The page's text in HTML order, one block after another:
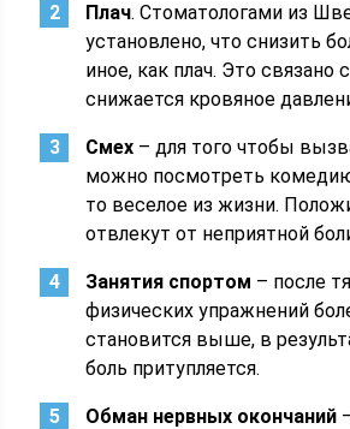
Плач. Стоматологами из
установлено, что снизить
иное, как плач. Это связано
снижается кровяное
Смех – для того чтобы
можно посмотреть
то веселое из жизни.
отвлекут от неприятной
Занятия спортом – после
физических упражнений
становится выше, в
боль притупляется.
Обман нервных окончаний